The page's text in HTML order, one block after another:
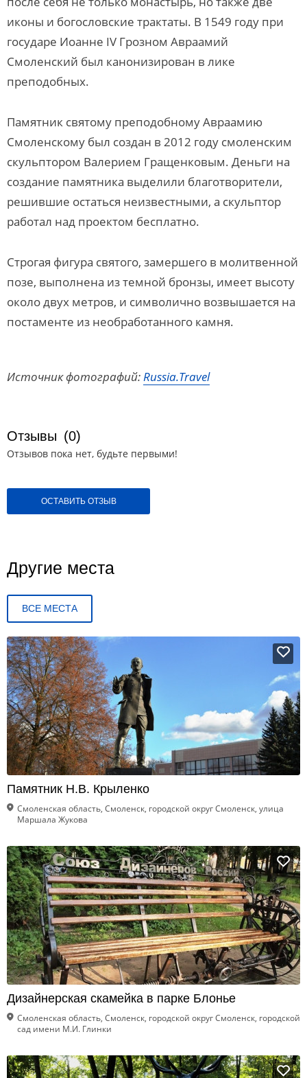
иконы и богословские трактаты. В 1549 году при
государе Иоанне IV Грозном Авраамий
Смоленский был канонизирован в лике
преподобных.
Памятник святому преподобному Авраамию
Смоленскому был создан в 2012 году смоленским
скульптором Валерием Гращенковым. Деньги на
создание памятника выделили благотворители,
решившие остаться неизвестными, а скульптор
работал над проектом бесплатно.
Строгая фигура святого, замершего в молитвенной
позе, выполнена из темной бронзы, имеет высоту
около двух метров, и символично возвышается на
постаменте из необработанного камня.
Источник фотографий:Russia.Travel
Отзывы (0)
Отзывов пока нет, будьте первыми!
ОСТАВИТЬ ОТЗЫВ
Другие места
ВСЕ МЕСТА
Памятник Н.В. Крыленко
Смоленская область, Смоленск, городской округ Смоленск, улица
Маршала Жукова
Дизайнерская скамейка в парке Блонье
Смоленская область, Смоленск, городской округ Смоленск, городской
сад имени М.И. Глинки